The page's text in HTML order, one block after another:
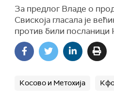
За предлог Владе о
Свискоја гласала је
против били посланици
Косово и Метохија